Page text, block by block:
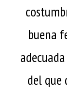
buena
del que